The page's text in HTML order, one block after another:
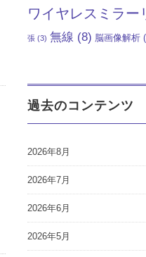
ワイヤレスミラー
張 (3) 無線 (8) 脳画像解析
過去のコンテンツ
2026年8月
2026年7月
2026年6月
2026年5月